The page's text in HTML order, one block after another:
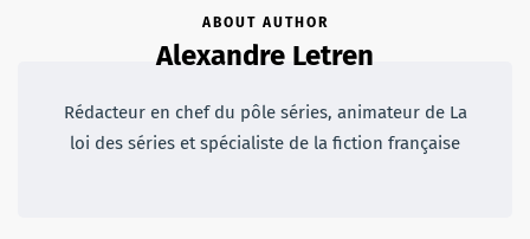
ABOUT AUTHOR
Alexandre Letren
Rédacteur en chef du pôle séries, animateur de La
loi des séries et spécialiste de la fiction française